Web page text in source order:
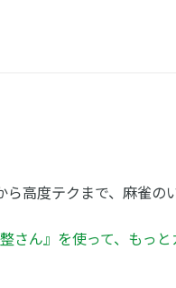
高度テクまで、麻雀の
さん』を使って、もっ